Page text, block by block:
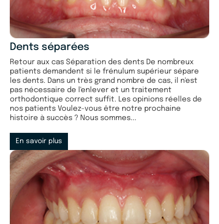
Dents séparées
Retour aux cas Séparation des dents De nombreux
patients demandent si le frénulum supérieur sépare
les dents. Dans un très grand nombre de cas, il n'est
pas nécessaire de l'enlever et un traitement
orthodontique correct suffit. Les opinions réelles de
nos patients Voulez-vous être notre prochaine
histoire à succès ? Nous sommes...
En savoir plus